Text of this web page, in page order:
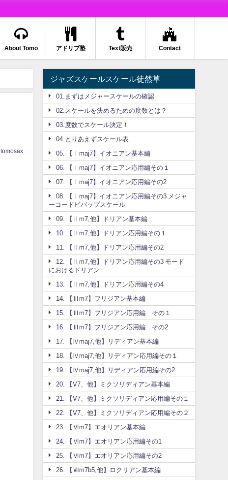
About Tomo アドリブ塾 Text販売 Contact
tomosax
ジャズスケールスケール徒然草
01.まずはメジャースケールの確認
02.スケールを決めるための度数とは？
03.度数でスケール決定！
04.とりあえずスケール表
05. 【Ⅰmaj7】イオニアン基本編
06. 【Ⅰmaj7】イオニアン応用編その１
07. 【Ⅰmaj7】イオニアン応用編その2
08. 【Ⅰmaj7】イオニアン応用編その3 メジャ
ーコードビバップスケール
09. 【Ⅱm7,他】ドリアン基本編
10. 【Ⅱm7,他】ドリアン応用編その１
11. 【Ⅱm7,他】ドリアン応用編その2
12. 【Ⅱm7,他】ドリアン応用編その3 モード
におけるドリアン
13. 【Ⅱm7,他】ドリアン応用編その4
14. 【Ⅲm7】フリジアン基本編
15. 【Ⅲm7】フリジアン応用編 その１
16. 【Ⅲm7】フリジアン応用編 その2
17. 【Ⅳmaj7,他】リディアン基本編
18. 【Ⅳmaj7,他】リディアン応用編その１
19. 【Ⅳmaj7,他】リディアン応用編その2
20. 【V7、他】ミクソリディアン基本編
21. 【V7、他】ミクソリディアン応用編その１
22. 【V7、他】ミクソリディアン応用編その２
23. 【Ⅵm7】エオリアン基本編
24. 【Ⅵm7】エオリアン応用編その1
25. 【Ⅵm7】エオリアン応用編その2
26. 【Ⅶm7b5,他】ロクリアン基本編